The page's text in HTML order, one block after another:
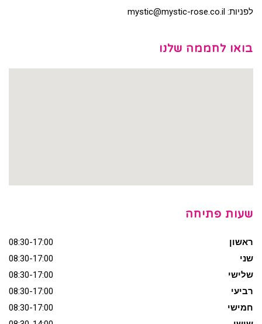
לפניות: mystic@mystic-rose.co.il
בואו לחממה שלנו
שעות פתיחה
ראשון
08:30-17:00
שני
08:30-17:00
שלישי
08:30-17:00
רביעי
08:30-17:00
חמישי
08:30-17:00